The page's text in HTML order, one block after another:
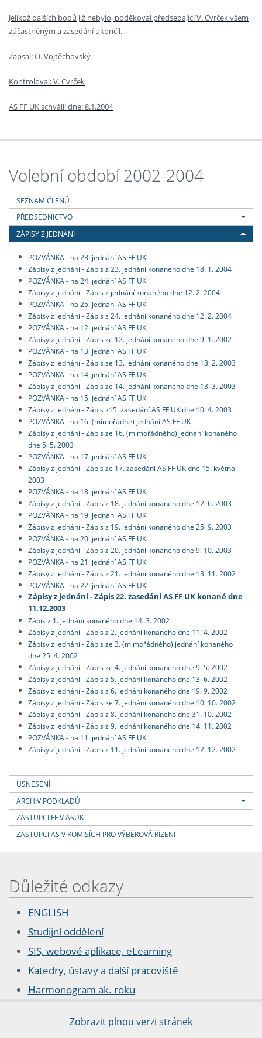
Jelikož dalších bodů již nebylo, poděkoval předsedající V. Cvrček všem
zúčastněným a zasedání ukončil.
Zapsal: O. Vojtěchovský
Kontroloval: V. Cvrček
AS FF UK schválil dne: 8.1.2004
Volební období 2002-2004
SEZNAM ČLENŮ
PŘEDSEDNICTVO
ZÁPISY Z JEDNÁNÍ
POZVÁNKA - na 23. jednání AS FF UK
Zápisy z jednání - Zápis z 23. jednání konaného dne 18. 1. 2004
POZVÁNKA - na 24. jednání AS FF UK
Zápisy z jednání - Zápis z jednání konaného dne 12. 2. 2004
POZVÁNKA - na 25. jednání AS FF UK
Zápisy z jednání - Zápis z 24. jednání konaného dne 12. 2. 2004
POZVÁNKA - na 12. jednání AS FF UK
Zápisy z jednání - Zápis ze 12. jednání konaného dne 9. 1 .2002
POZVÁNKA - na 13. jednání AS FF UK
Zápisy z jednání - Zápis ze 13. jednání konaného dne 13. 2. 2003
POZVÁNKA - na 14. jednání AS FF UK
Zápisy z jednání - Zápis ze 14. jednání konaného dne 13. 3. 2003
POZVÁNKA - na 15. jednání AS FF UK
Zápisy z jednání - Zápis z15. zasedání AS FF UK dne 10. 4. 2003
POZVÁNKA - na 16. (mimořádné) jednání AS FF UK
Zápisy z jednání - Zápis ze 16. (mimořádného) jednání konaného
dne 5. 5. 2003
POZVÁNKA - na 17. jednání AS FF UK
Zápisy z jednání - Zápis ze 17. zasedání AS FF UK dne 15. května
2003
POZVÁNKA - na 18. jednání AS FF UK
Zápisy z jednání - Zápis z 18. jednání konaného dne 12. 6. 2003
POZVÁNKA - na 19. jednání AS FF UK
Zápisy z jednání - Zápis z 19. jednání konaného dne 25. 9. 2003
POZVÁNKA - na 20. jednání AS FF UK
Zápisy z jednání - Zápis z 20. jednání konaného dne 9. 10. 2003
POZVÁNKA - na 21. jednání AS FF UK
Zápisy z jednání - Zápis z 21. jednání konaného dne 13. 11. 2002
POZVÁNKA - na 22. jednání AS FF UK
Zápisy z jednání - Zápis 22. zasedání AS FF UK konané dne
11.12.2003
Zápis z 1. jednání konaného dne 14. 3. 2002
Zápisy z jednání - Zápis z 2. jednání konaného dne 11. 4. 2002
Zápisy z jednání - Zápis ze 3. (mimořádného) jednání konaného
dne 25. 4. 2002
Zápisy z jednání - Zápis ze 4. jednání konaného dne 9. 5. 2002
Zápisy z jednání - Zápis z 5. jednání konaného dne 13. 6. 2002
Zápisy z jednání - Zápis z 6. jednání konaného dne 19. 9. 2002
Zápisy z jednání - Zápis ze 7. jednání konaného dne 10. 10. 2002
Zápisy z jednání - Zápis z 8. jednání konaného dne 31. 10. 2002
Zápisy z jednání - Zápis z 9. jednání konaného dne 14. 11. 2002
POZVÁNKA - na 11. jednání AS FF UK
Zápisy z jednání - Zápis z 11. jednání konaného dne 12. 12. 2002
USNESENÍ
ARCHIV PODKLADŮ
ZÁSTUPCI FF V ASUK
ZÁSTUPCI AS V KOMISÍCH PRO VÝBĚROVÁ ŘÍZENÍ
Důležité odkazy
ENGLISH
Studijní oddělení
SIS, webové aplikace, eLearning
Katedry, ústavy a další pracoviště
Harmonogram ak. roku
Zobrazit plnou verzi stránek